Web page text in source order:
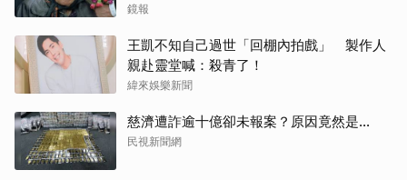
鏡報
王凱不知自己過世「回棚內拍戲」 製作人
親赴靈堂喊：殺青了！
緯來娛樂新聞
慈濟遭詐逾十億卻未報案？原因竟然是...
民視新聞網